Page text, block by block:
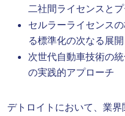
二社間ライセンスと
セルラーライセンス
る標準化の次なる展開
次世代自動車技術の
の実践的アプローチ
デトロイトにおいて、業